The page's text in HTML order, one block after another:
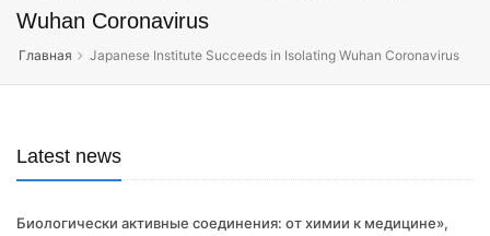
Wuhan Coronavirus
Главная Japanese Institute Succeeds in Isolating Wuhan Coronavirus
Latest news
Биологически активные соединения: от химии к медицине»,